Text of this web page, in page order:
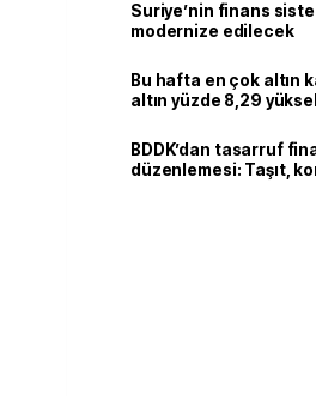
Suriye’nin finans
modernize edilecek
Bu hafta en çok altın
altın yüzde 8,29
BDDK’dan tasarruf
düzenlemesi: Taşıt,